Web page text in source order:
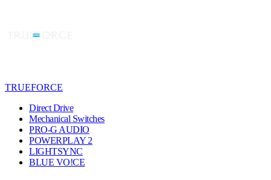
TRUEFORCE
Direct Drive
Mechanical Switches
PRO-G AUDIO
POWERPLAY 2
LIGHTSYNC
BLUE VO!CE